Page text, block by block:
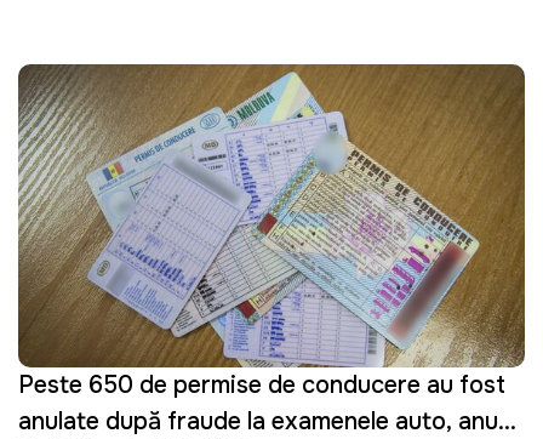
Peste 650 de permise de conducere au fost
anulate după fraude la examenele auto, anunţă